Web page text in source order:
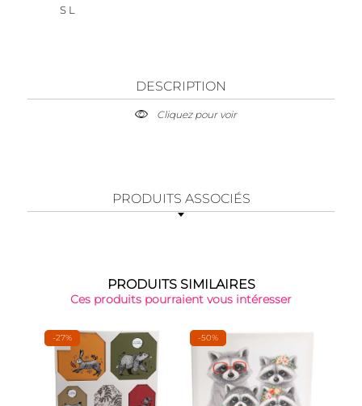
S L
DESCRIPTION
Cliquez pour voir
PRODUITS ASSOCIÉS
PRODUITS SIMILAIRES
Ces produits pourraient vous intéresser
-27% -50%